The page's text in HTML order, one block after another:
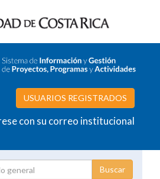
USUARIOS REGISTRADOS
con su correo institucional